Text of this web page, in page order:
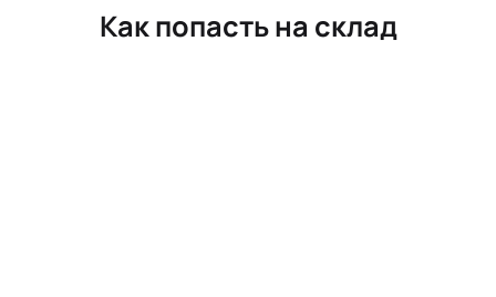
Как попасть на склад